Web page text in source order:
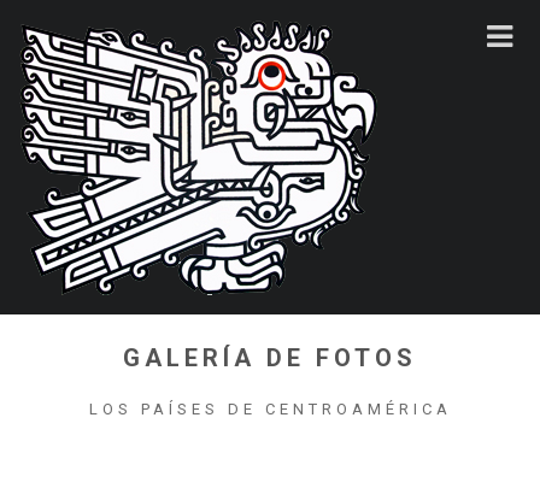
GALERÍA DE FOTOS
LOS PAÍSES DE CENTROAMÉRICA